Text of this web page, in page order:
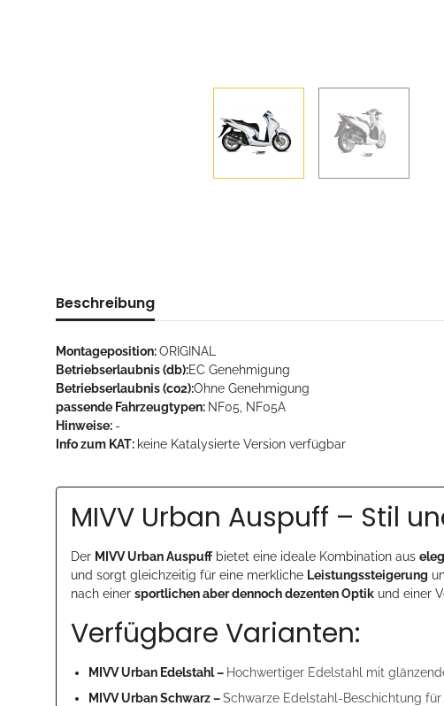
Beschreibung
Montageposition:ORIGINAL
Betriebserlaubnis (db):EC Genehmigung
Betriebserlaubnis (co2):Ohne Genehmigung
passende Fahrzeugtypen: NF05, NF05A
Hinweise: -
Info zum KAT: keine Katalysierte Version verfügbar
MIVV Urban Auspuff – Stil
Der MIVV Urban Auspuff bietet eine ideale Kombination aus
und sorgt gleichzeitig für eine merkliche Leistungssteigerung
nach einer sportlichen aber dennoch dezenten Optik und einer
Verfügbare Varianten:
MIVV Urban Edelstahl – Hochwertiger Edelstahl mit
MIVV Urban Schwarz –Schwarze Edelstahl-Beschichtung